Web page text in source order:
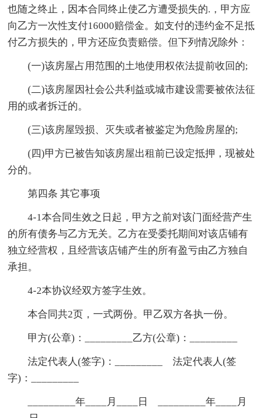
也随之终止，因本合同终止使乙方遭受损失的.，甲方应
向乙方一次性支付16000赔偿金。如支付的违约金不足抵
付乙方损失的，甲方还应负责赔偿。但下列情况除外：
(一)该房屋占用范围的土地使用权依法提前收回的;
(二)该房屋因社会公共利益或城市建设需要被依法征
用的或者拆迁的。
(三)该房屋毁损、灭失或者被鉴定为危险房屋的;
(四)甲方已被告知该房屋出租前已设定抵押，现被处
分的。
第四条 其它事项
4-1本合同生效之日起，甲方之前对该门面经营产生
的所有债务与乙方无关。乙方在受委托期间对该店铺有
独立经营权，且经营该店铺产生的所有盈亏由乙方独自
承担。
4-2本协议经双方签字生效。
本合同共2页，一式两份。甲乙双方各执一份。
甲方(公章)：_________乙方(公章)：_________
法定代表人(签字)：_________ 法定代表人(签
字)：_________
_________年____月____日 _________年____月